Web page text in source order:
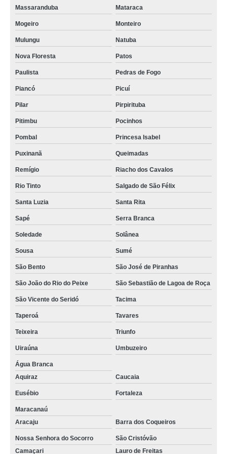
onde encontrar sala compartilhada Tacima
sala compartilhada preços Massaranduba
espaço compartilhados de trabalho preços Eusébio
quanto custa sala compartilhada coworking Caucaia
espaços comerciais compartilhado Brejo do Cruz
espaços comerciais compartilhado valor Mogeiro
onde encontrar coworkings compartilhados Rio Tinto
escritórios coworkings Natal
espaço compartilhado de empresa preços Cacimba de Dentro
onde encontrar escritórios compartilhado Fagundes
espaços de trabalhos compartilhados valor Salvador
sala compartilhada coworking preços Taperoá
espaços de trabalhos compartilhados valor Baía da Traição
escritórios coworkings valor Queimadas
onde encontrar sala compartilhada Nossa Senhora do Socorro
espaços comerciais compartilhado preços Patos
compartilhamento de espaços preços Mulungu
quanto custa espaço compartilhado de empresa Macaíba
compartilhamento de espaços Jacaraú
onde encontrar escritórios coworkings Bayeux
Massaranduba Mataraca
Mogeiro Monteiro
Mulungu Natuba
Nova Floresta Patos
Paulista Pedras de Fogo
Piancó Picuí
Pilar Pirpirituba
Pitimbu Pocinhos
Pombal Princesa Isabel
Puxinanã Queimadas
Remígio Riacho dos Cavalos
Rio Tinto Salgado de São Félix
Santa Luzia Santa Rita
Sapé Serra Branca
Soledade Solânea
Sousa Sumé
São Bento São José de Piranhas
São João do Rio do Peixe São Sebastião de Lagoa de Roça
São Vicente do Seridó Tacima
Taperoá Tavares
Teixeira Triunfo
Uiraúna Umbuzeiro
Água Branca
Aquiraz
Caucaia
Eusébio Fortaleza
Maracanaú
Aracaju
Barra dos Coqueiros
Nossa Senhora do Socorro
São Cristóvão
Camaçari
Lauro de Freitas